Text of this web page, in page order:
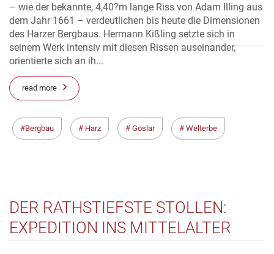
– wie der bekannte, 4,40?m lange Riss von Adam Illing aus
dem Jahr 1661 – verdeutlichen bis heute die Dimensionen
des Harzer Bergbaus. Hermann Kißling setzte sich in
seinem Werk intensiv mit diesen Rissen auseinander,
orientierte sich an ih...
read more
Bergbau Harz Goslar Welterbe
DER RATHSTIEFSTE STOLLEN:
EXPEDITION INS MITTELALTER